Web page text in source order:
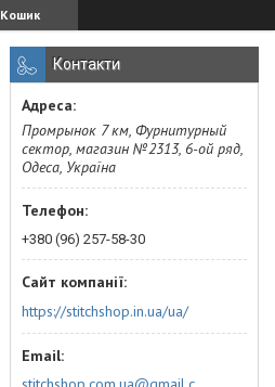
Кошик
Контакти
Промрынок 7 км, Фурнитурный
сектор, магазин №2313, 6-ой ряд,
Одеса, Україна
+380 (96) 257-58-30
https://stitchshop.in.ua/ua/